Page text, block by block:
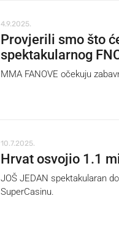
4.9.2025.
Provjerili smo što
spektakularnog
MMA FANOVE očekuju
10.7.2025.
Hrvat osvojio 1.1
JOŠ JEDAN spektakularan
SuperCasinu.